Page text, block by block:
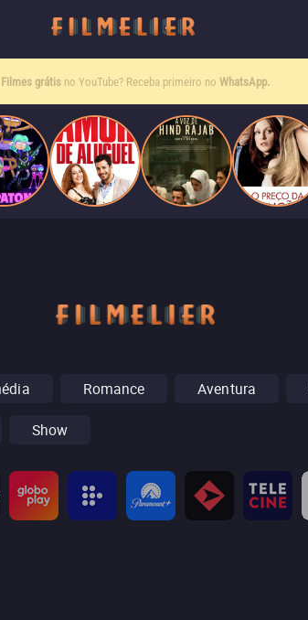
Filmes grátis no YouTube? Receba primeiro no WhatsApp.
Romance Aventura
Show